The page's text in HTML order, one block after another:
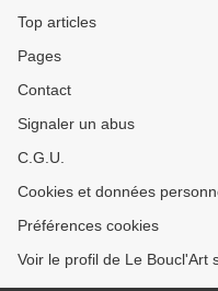
Top articles
Pages
Contact
Signaler un abus
C.G.U.
Cookies et données
Préférences cookies
Voir le profil de Le Boucl'Art